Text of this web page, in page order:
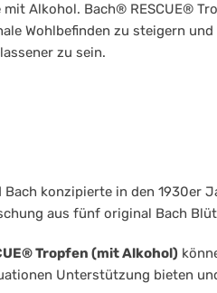
Alkohol. Bach® RESCUE®
Wohlbefinden zu steigern
zu sein.
Bach konzipierte in den 1930er
aus fünf original Bach
Tropfen (mit Alkohol)
Unterstützung bieten